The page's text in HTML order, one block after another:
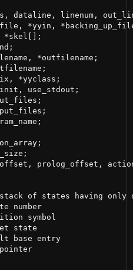
  * onestate - state number
  * onedef - default base entry
  * onesp - stack pointer